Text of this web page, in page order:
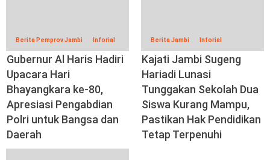
Berita Pemprov Jambi Inforial
Gubernur Al Haris Hadiri
Upacara Hari
Bhayangkara ke-80,
Apresiasi Pengabdian
Polri untuk Bangsa dan
Daerah
Berita Jambi Inforial
Kajati Jambi Sugeng
Hariadi Lunasi
Tunggakan Sekolah Dua
Siswa Kurang Mampu,
Pastikan Hak Pendidikan
Tetap Terpenuhi